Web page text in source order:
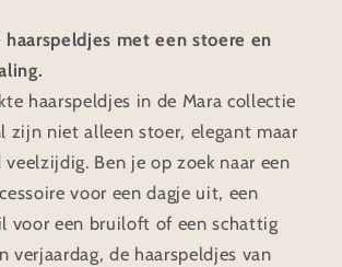
haarspeldjes met een stoere en
haarspeldjes in de Mara collectie
zijn niet alleen stoer, elegant maar
Ben je op zoek naar een
voor een dagje uit, een
voor een bruiloft of een schattig
verjaardag, de haarspeldjes van